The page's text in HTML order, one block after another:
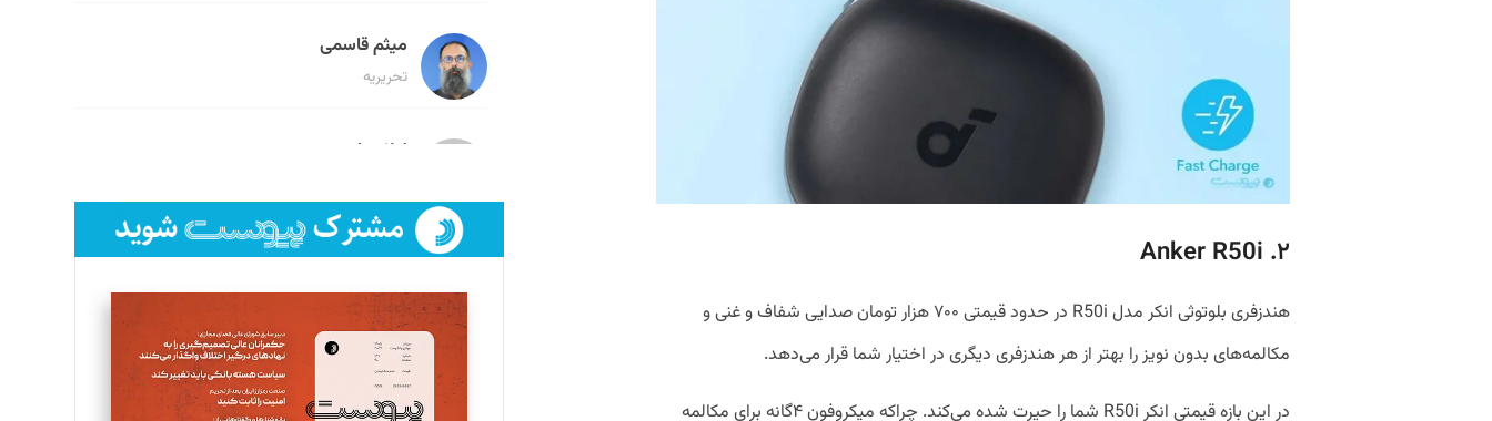
۲. Anker R50i
هندزفری بلوتوثی انکر مدل R50i در حدود قیمتی ۷۰۰ هزار تومان صدایی شفاف و غنی و
مکالمه‌های بدون نویز را بهتر از هر هندزفری دیگری در اختیار شما قرار می‌دهد.
در این بازه قیمتی انکر R50i شما را حیرت شده می‌کند. چراکه میکروفون ۴گانه برای مکالمه
میثم قاسمی
تحریریه
لیلا حنارود
فائزه فتحی رستمی
تحریریه
سروش کرمیان
تحریریه